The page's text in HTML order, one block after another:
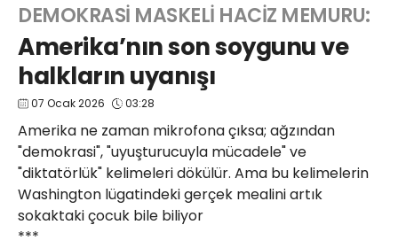
DEMOKRASİ MASKELİ HACİZ MEMURU:
Amerika’nın son soygunu ve
halkların uyanışı
07 Ocak 2026 03:28
Amerika ne zaman mikrofona çıksa; ağzından
"demokrasi", "uyuşturucuyla mücadele" ve
"diktatörlük" kelimeleri dökülür. Ama bu kelimelerin
Washington lügatindeki gerçek mealini artık
sokaktaki çocuk bile biliyor
***
Eğitim
Kültür-Sanat
Emlak
Web TV Galeri Yazarlar